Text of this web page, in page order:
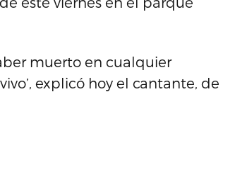
muerto en cualquier
explicó hoy el cantante, de